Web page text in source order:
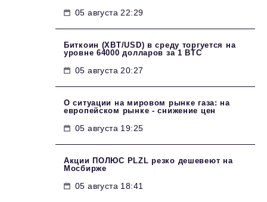
05 августа 22:29
Биткоин (XBT/USD) в среду торгуется на
уровне 64000 долларов за 1 BTC
05 августа 20:27
О ситуации на мировом рынке газа: на
европейском рынке - снижение цен
05 августа 19:25
Акции ПОЛЮС PLZL резко дешевеют на
Мосбирже
05 августа 18:41